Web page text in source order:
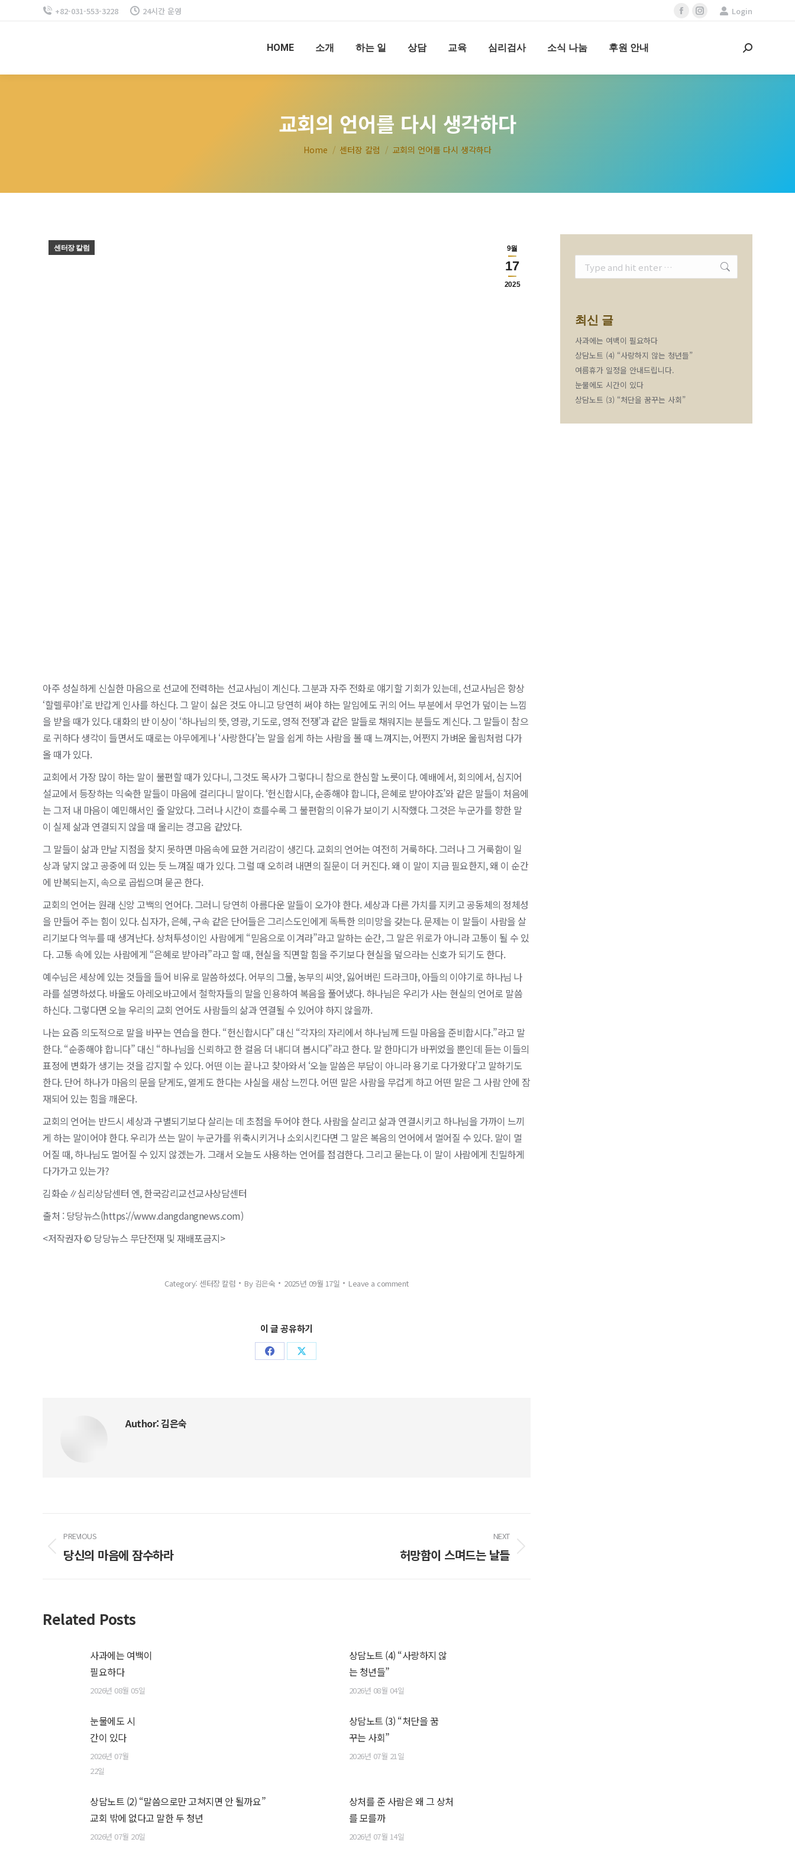
+82-031-553-3228 24시간 운영
Facebook
Instagram
Login
HOME 소개 하는 일 상담 교육 심리검사 소식 나눔 후원 안내 Search:
교회의 언어를 다시 생각하다
You are here:
Home 센터장 칼럼 교회의 언어를 다시 생각하다
9월
17
2025
센터장 칼럼
아주 성실하게 신실한 마음으로 선교에 전력하는 선교사님이 계신다. 그분과 자주 전화로 얘기할 기회가 있는데, 선교사님은 항상
‘할렐루야!’로 반갑게 인사를 하신다. 그 말이 싫은 것도 아니고 당연히 써야 하는 말임에도 귀의 어느 부분에서 무언가 덮이는 느낌
을 받을 때가 있다. 대화의 반 이상이 ‘하나님의 뜻, 영광, 기도로, 영적 전쟁’과 같은 말들로 채워지는 분들도 계신다. 그 말들이 참으
로 귀하다 생각이 들면서도 때로는 아무에게나 ‘사랑한다’는 말을 쉽게 하는 사람을 볼 때 느껴지는, 어쩐지 가벼운 울림처럼 다가
올 때가 있다.
교회에서 가장 많이 하는 말이 불편할 때가 있다니, 그것도 목사가 그렇다니 참으로 한심할 노릇이다. 예배에서, 회의에서, 심지어
설교에서 등장하는 익숙한 말들이 마음에 걸리다니 말이다. ‘헌신합시다, 순종해야 합니다, 은혜로 받아야죠’와 같은 말들이 처음에
는 그저 내 마음이 예민해서인 줄 알았다. 그러나 시간이 흐를수록 그 불편함의 이유가 보이기 시작했다. 그것은 누군가를 향한 말
이 실제 삶과 연결되지 않을 때 울리는 경고음 같았다.
그 말들이 삶과 만날 지점을 찾지 못하면 마음속에 묘한 거리감이 생긴다. 교회의 언어는 여전히 거룩하다. 그러나 그 거룩함이 일
상과 닿지 않고 공중에 떠 있는 듯 느껴질 때가 있다. 그럴 때 오히려 내면의 질문이 더 커진다. 왜 이 말이 지금 필요한지, 왜 이 순간
에 반복되는지, 속으로 곱씹으며 묻곤 한다.
교회의 언어는 원래 신앙 고백의 언어다. 그러니 당연히 아름다운 말들이 오가야 한다. 세상과 다른 가치를 지키고 공동체의 정체성
을 만들어 주는 힘이 있다. 십자가, 은혜, 구속 같은 단어들은 그리스도인에게 독특한 의미망을 갖는다. 문제는 이 말들이 사람을 살
리기보다 억누를 때 생겨난다. 상처투성이인 사람에게 “믿음으로 이겨라”라고 말하는 순간, 그 말은 위로가 아니라 고통이 될 수 있
다. 고통 속에 있는 사람에게 “은혜로 받아라”라고 할 때, 현실을 직면할 힘을 주기보다 현실을 덮으라는 신호가 되기도 한다.
예수님은 세상에 있는 것들을 들어 비유로 말씀하셨다. 어부의 그물, 농부의 씨앗, 잃어버린 드라크마, 아들의 이야기로 하나님 나
라를 설명하셨다. 바울도 아레오바고에서 철학자들의 말을 인용하여 복음을 풀어냈다. 하나님은 우리가 사는 현실의 언어로 말씀
하신다. 그렇다면 오늘 우리의 교회 언어도 사람들의 삶과 연결될 수 있어야 하지 않을까.
나는 요즘 의도적으로 말을 바꾸는 연습을 한다. “헌신합시다” 대신 “각자의 자리에서 하나님께 드릴 마음을 준비합시다.”라고 말
한다. “순종해야 합니다” 대신 “하나님을 신뢰하고 한 걸음 더 내디뎌 봅시다”라고 한다. 말 한마디가 바뀌었을 뿐인데 듣는 이들의
표정에 변화가 생기는 것을 감지할 수 있다. 어떤 이는 끝나고 찾아와서 ‘오늘 말씀은 부담이 아니라 용기로 다가왔다’고 말하기도
한다. 단어 하나가 마음의 문을 닫게도, 열게도 한다는 사실을 새삼 느낀다. 어떤 말은 사람을 무겁게 하고 어떤 말은 그 사람 안에 잠
재되어 있는 힘을 깨운다.
교회의 언어는 반드시 세상과 구별되기보다 살리는 데 초점을 두어야 한다. 사람을 살리고 삶과 연결시키고 하나님을 가까이 느끼
게 하는 말이어야 한다. 우리가 쓰는 말이 누군가를 위축시키거나 소외시킨다면 그 말은 복음의 언어에서 멀어질 수 있다. 말이 멀
어질 때, 하나님도 멀어질 수 있지 않겠는가. 그래서 오늘도 사용하는 언어를 점검한다. 그리고 묻는다. 이 말이 사람에게 친밀하게
다가가고 있는가?
김화순∥심리상담센터 엔, 한국감리교선교사상담센터
출처 : 당당뉴스(https://www.dangdangnews.com)
<저작권자 © 당당뉴스 무단전재 및 재배포금지>
Category: 센터장 칼럼 By 김은숙 2025년 09월 17일 Leave a comment
이 글 공유하기
Share Share
Author:김은숙
navigation
PREVIOUS
Previous
당신의 마음에 잠수하라
NEXT
허망함이 스며드는 날들
Related Posts
사과에는 여백이
필요하다
2026년 08월 05일
상담노트 (4) “사랑하지 않
는 청년들”
2026년 08월 04일
눈물에도 시
간이 있다
2026년 07월
22일
상담노트 (3) “처단을 꿈
꾸는 사회”
2026년 07월 21일
상담노트 (2) “말씀으로만 고쳐지면 안 될까요”
교회 밖에 없다고 말한 두 청년
2026년 07월 20일
상처를 준 사람은 왜 그 상처
를 모를까
2026년 07월 14일
최신 글
사과에는 여백이 필요하다
상담노트 (4) “사랑하지 않는 청년들”
여름휴가 일정을 안내드립니다.
눈물에도 시간이 있다
상담노트 (3) “처단을 꿈꾸는 사회”